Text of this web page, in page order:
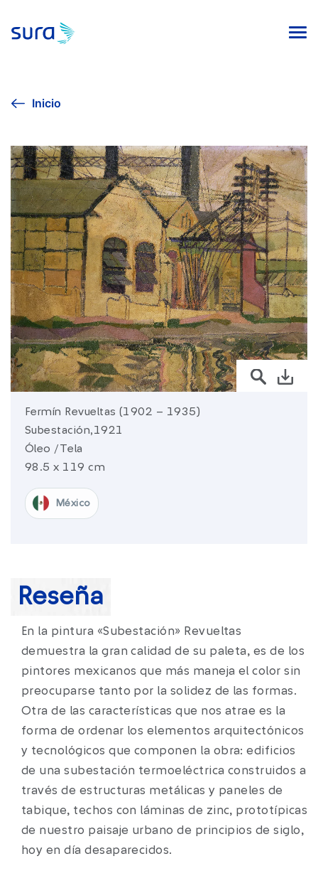
AGENDA CULTURAL
EXPOSICIÓN SURA 2024
COLECCIÓN DE ARTE
PUBLICACIONES EDITORIALES
Línea ética
Contacto
sura.com
Más deSURA
SURA en: Latinoamérica
Inicio
Fermín Revueltas (1902 – 1935)
Subestación,1921
Óleo /Tela
98.5 x 119 cm
México​
Reseña
En la pintura «Subestación» Revueltas
demuestra la gran calidad de su paleta, es de los
pintores mexicanos que más maneja el color sin
preocuparse tanto por la solidez de las formas.
Otra de las características que nos atrae es la
forma de ordenar los elementos arquitectónicos
y tecnológicos que componen la obra: edificios
de una subestación termoeléctrica construidos a
través de estructuras metálicas y paneles de
tabique, techos con láminas de zinc, prototípicas
de nuestro paisaje urbano de principios de siglo,
hoy en día desaparecidos.